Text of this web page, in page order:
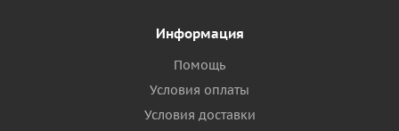
Информация
Помощь
Условия оплаты
Условия доставки